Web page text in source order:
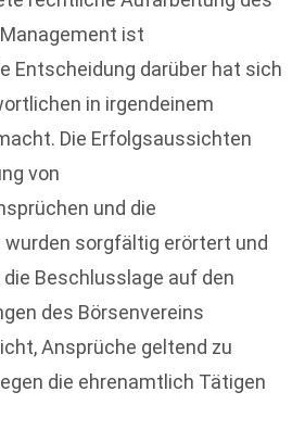
ist
Entscheidung darüber hat sich
in irgendeinem
Die Erfolgsaussichten
von
und die
sorgfältig erörtert und
Beschlusslage auf den
des Börsenvereins
Ansprüche geltend zu
die ehrenamtlich Tätigen